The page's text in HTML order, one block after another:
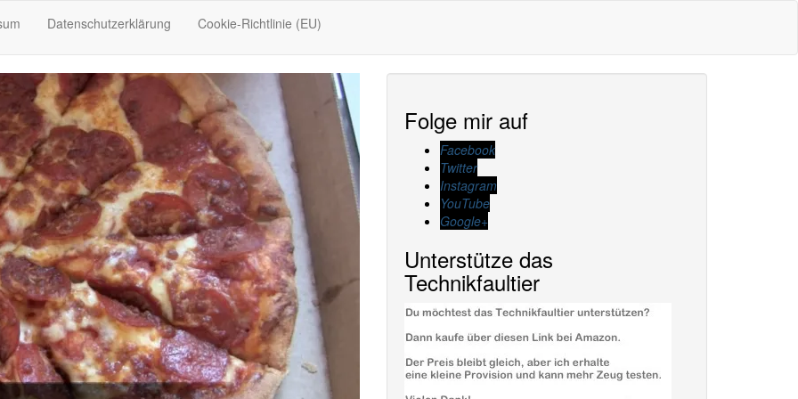
Datenschutzerklärung Cookie-Richtlinie (EU)
Folge mir auf
Facebook
Twitter
Instagram
YouTube
Google+
Unterstütze das
Technikfaultier